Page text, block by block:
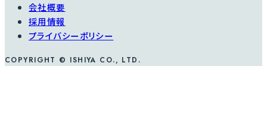
会社概要
採用情報
プライバシーポリシー
COPYRIGHT © ISHIYA CO., LTD.